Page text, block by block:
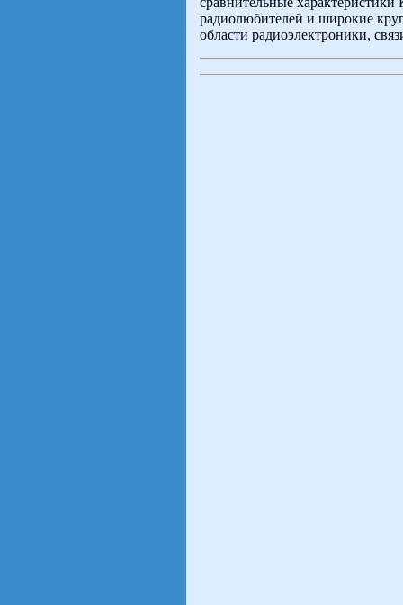
радиолюбителей и широкие
области радиоэлектроники,